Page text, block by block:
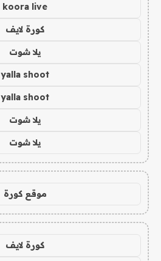
koora live
كورة لايف
يلا شوت
yalla shoot
yalla shoot
يلا شوت
يلا شوت
موقع كورة
كورة لايف